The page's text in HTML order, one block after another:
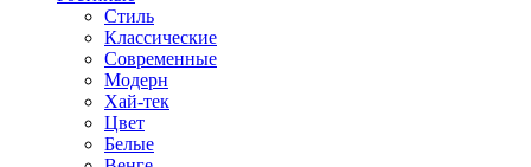
Стиль
Классические
Современные
Модерн
Хай-тек
Цвет
Белые